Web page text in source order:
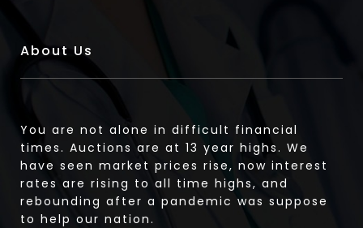
About Us
You are not alone in difficult financial
times. Auctions are at 13 year highs. We
have seen market prices rise, now interest
rates are rising to all time highs, and
rebounding after a pandemic was suppose
to help our nation.